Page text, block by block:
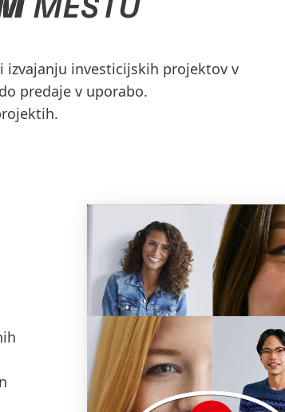
MESTU
investicijskih projektov v
predaje v uporabo.